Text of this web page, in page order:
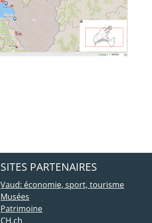
SITES PARTENAIRES
Vaud: économie, sport, tourisme
Musées
Patrimoine
CH.ch